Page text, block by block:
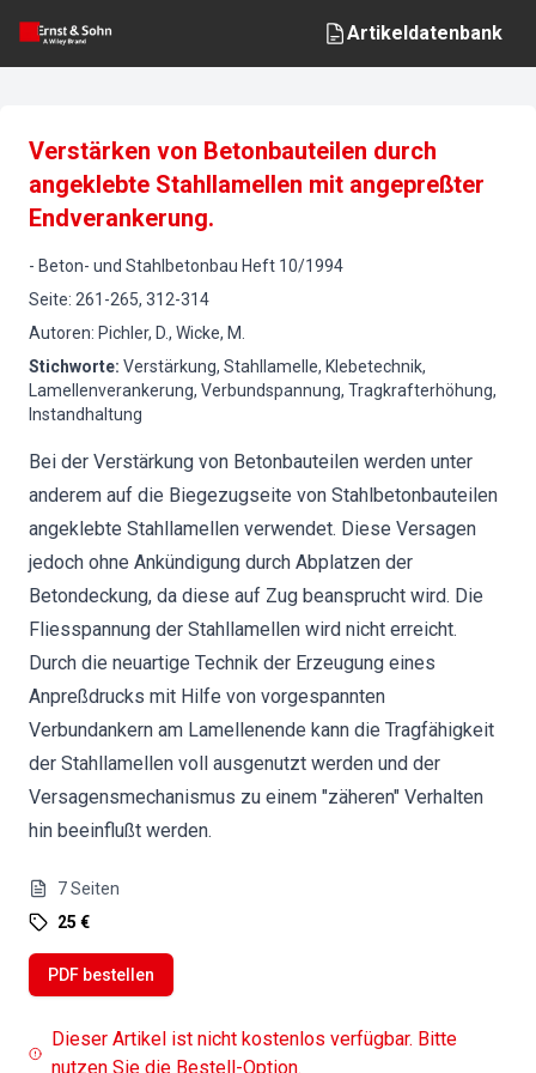
Artikeldatenbank
Verstärken von Betonbauteilen durch
angeklebte Stahllamellen mit angepreßter
Endverankerung.
- Beton- und Stahlbetonbau Heft 10/1994
Seite: 261-265, 312-314
Autoren: Pichler, D., Wicke, M.
Stichworte: Verstärkung, Stahllamelle, Klebetechnik,
Lamellenverankerung, Verbundspannung, Tragkrafterhöhung,
Instandhaltung
Bei der Verstärkung von Betonbauteilen werden unter
anderem auf die Biegezugseite von Stahlbetonbauteilen
angeklebte Stahllamellen verwendet. Diese Versagen
jedoch ohne Ankündigung durch Abplatzen der
Betondeckung, da diese auf Zug beansprucht wird. Die
Fliesspannung der Stahllamellen wird nicht erreicht.
Durch die neuartige Technik der Erzeugung eines
Anpreßdrucks mit Hilfe von vorgespannten
Verbundankern am Lamellenende kann die Tragfähigkeit
der Stahllamellen voll ausgenutzt werden und der
Versagensmechanismus zu einem "zäheren" Verhalten
hin beeinflußt werden.
7Seiten
25 €
PDF bestellen
Dieser Artikel ist nicht kostenlos verfügbar. Bitte
nutzen Sie die Bestell-Option.